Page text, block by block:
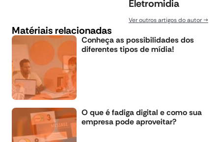
Eletromidia
Ver outros artigos do autor
Matériais relacionadas
Conheça as possibilidades dos
diferentes tipos de mídia!
O que é fadiga digital e como sua
empresa pode aproveitar?